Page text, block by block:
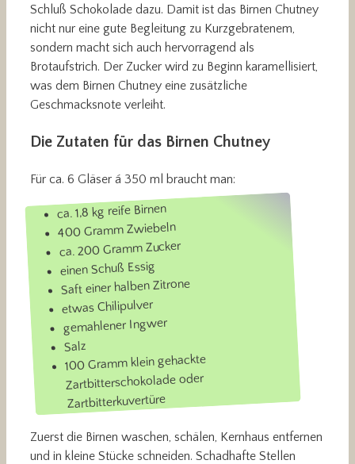
Schluß Schokolade dazu. Damit ist das Birnen Chutney
nicht nur eine gute Begleitung zu Kurzgebratenem,
sondern macht sich auch hervorragend als
Brotaufstrich. Der Zucker wird zu Beginn karamellisiert,
was dem Birnen Chutney eine zusätzliche
Geschmacksnote verleiht.
Die Zutaten für das Birnen Chutney
Für ca. 6 Gläser á 350 ml braucht man:
ca. 1,8 kg reife Birnen
400 Gramm Zwiebeln
ca. 200 Gramm Zucker
einen Schuß Essig
Saft einer halben Zitrone
etwas Chilipulver
gemahlener Ingwer
Salz
100 Gramm klein gehackte
Zartbitterschokolade oder
Zartbitterkuvertüre
Zuerst die Birnen waschen, schälen, Kernhaus entfernen
und in kleine Stücke schneiden. Schadhafte Stellen